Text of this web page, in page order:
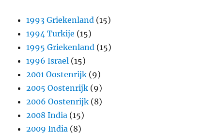
1993 Griekenland (15)
1994 Turkije (15)
1995 Griekenland (15)
1996 Israel (15)
2001 Oostenrijk (9)
2005 Oostenrijk (9)
2006 Oostenrijk (8)
2008 India (15)
2009 India (8)